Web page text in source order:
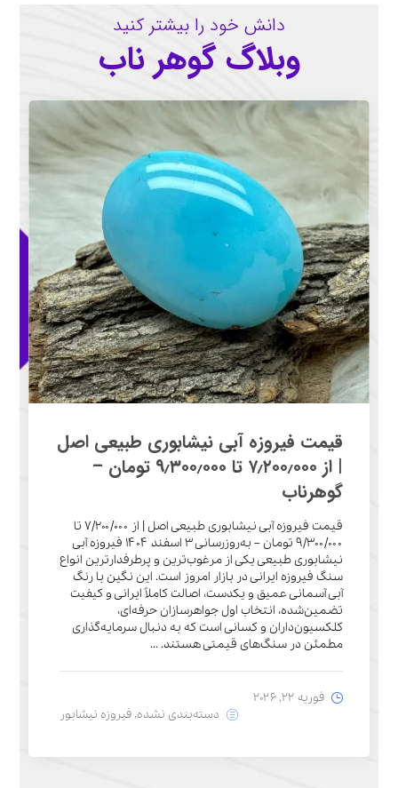
دانش خود را بیشتر کنید
وبلاگ گوهر ناب
قیمت فیروزه آبی نیشابوری طبیعی اصل
| از ۷٫۲۰۰٫۰۰۰ تا ۹٫۳۰۰٫۰۰۰ تومان –
گوهرناب
قیمت فیروزه آبی نیشابوری طبیعی اصل | از ۷٫۲۰۰٫۰۰۰ تا
۹٫۳۰۰٫۰۰۰ تومان – به‌روزرسانی ۳ اسفند ۱۴۰۴ فیروزه آبی
نیشابوری طبیعی یکی از مرغوب‌ترین و پرطرفدارترین انواع
سنگ فیروزه ایرانی در بازار امروز است. این نگین با رنگ
آبی آسمانی عمیق و یکدست، اصالت کاملاً ایرانی و کیفیت
تضمین‌شده، انتخاب اول جواهرسازان حرفه‌ای،
کلکسیون‌داران و کسانی است که به دنبال سرمایه‌گذاری
مطمئن در سنگ‌های قیمتی هستند. ...
فوریه 22, 2026
دسته‌بندی نشده, فیروزه نیشابور